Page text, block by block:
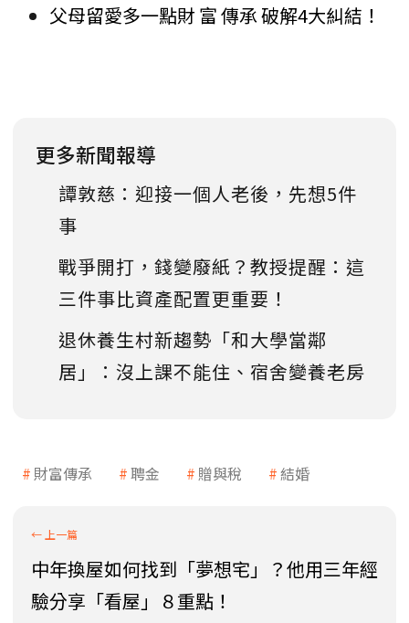
父母留愛多一點財 富 傳承 破解4大糾結！
更多新聞報導
譚敦慈：迎接一個人老後，先想5件
事
戰爭開打，錢變廢紙？教授提醒：這
三件事比資產配置更重要！
退休養生村新趨勢「和大學當鄰
居」：沒上課不能住、宿舍變養老房
財富傳承 聘金 贈與稅 結婚
中年換屋如何找到「夢想宅」？他用三年經
驗分享「看屋」８重點！